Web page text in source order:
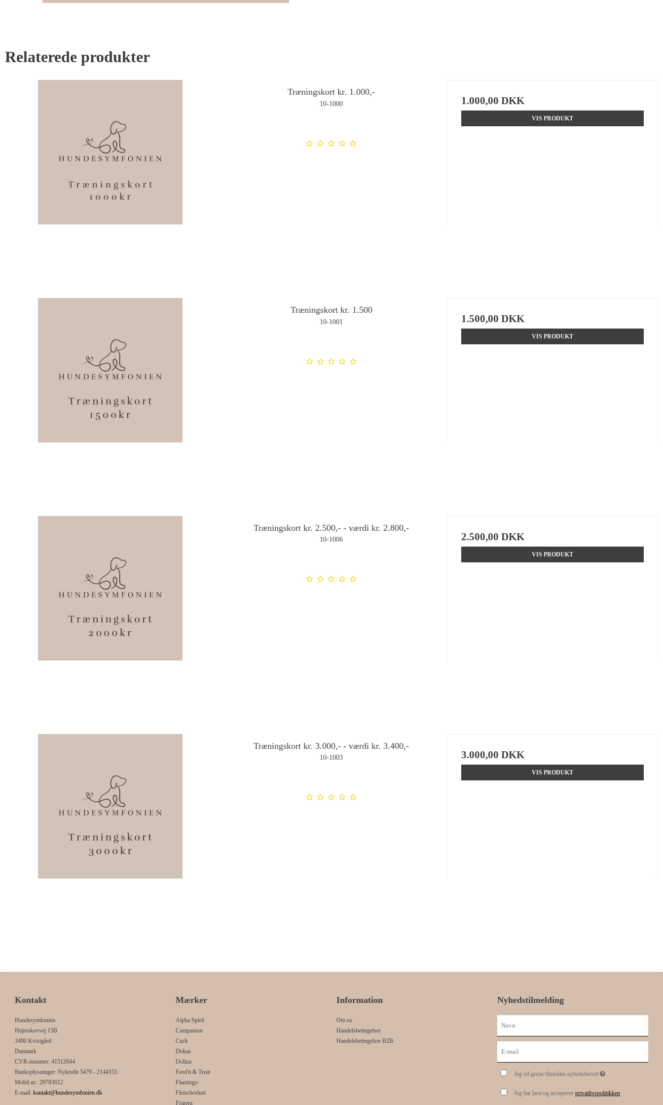
Relaterede produkter
Træningskort kr. 1.000,-
10-1000 1.000,00 DKK
VIS PRODUKT
Træningskort kr. 1.500
10-1001 1.500,00 DKK
VIS PRODUKT
Træningskort kr. 2.500,- - værdi kr. 2.800,-
10-1006 2.500,00 DKK
VIS PRODUKT
Træningskort kr. 3.000,- - værdi kr. 3.400,-
10-1003 3.000,00 DKK
VIS PRODUKT
Kontakt
Hundesymfonien
Hejreskovvej 15B
3490 Kvistgård
Danmark
CVR-nummer: 41512644
Bankoplysninger: Nykredit 5479 - 2144155
Mobil nr.: 29783612
E-mail: kontakt@hundesymfonien.dk
Mærker
Alpha Spirit
Companion
Curli
Dokas
Dolina
Feed'it & Treat
Flamingo
Fleischeslust
Frigera
Information
Om os
Handelsbetingelser
Handelsbetingelser B2B
Nyhedstilmelding
Jeg vil gerne tilmeldes nyhedsbrevet
Jeg har læst og acceptererprivatlivspolitikken